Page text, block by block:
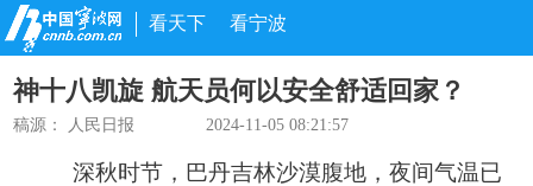
看天下 看宁波
神十八凯旋 航天员何以安全舒适回家？
稿源： 人民日报 2024-11-05 08:21:57
深秋时节，巴丹吉林沙漠腹地，夜间气温已